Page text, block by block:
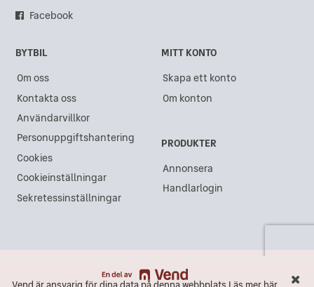
Facebook
BYTBIL
Om oss
Kontakta oss
Användarvillkor
Personuppgiftshantering
Cookies
Cookieinställningar
Sekretessinställningar
MITT KONTO
Skapa ett konto
Om konton
PRODUKTER
Annonsera
Handlarlogin
Vend är ansvarig för dina data på denna webbplats.Läs mer här